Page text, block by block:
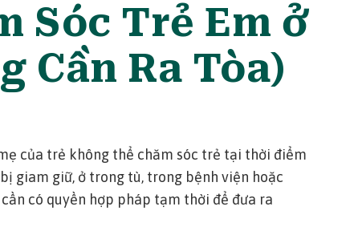
Sóc Trẻ Em ở
Cần Ra Tòa)
của trẻ không thể chăm sóc trẻ tại thời điểm
giam giữ, ở trong tù, trong bệnh viện hoặc
có quyền hợp pháp tạm thời để đưa ra